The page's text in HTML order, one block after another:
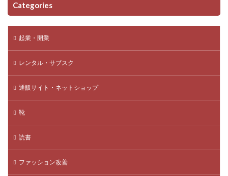
Categories
起業・開業
レンタル・サブスク
通販サイト・ネットショップ
靴
読書
ファッション改善